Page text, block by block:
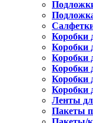
Коробки
Коробки
Коробки
Коробки
Коробки
Коробки
Ленты
Пакеты